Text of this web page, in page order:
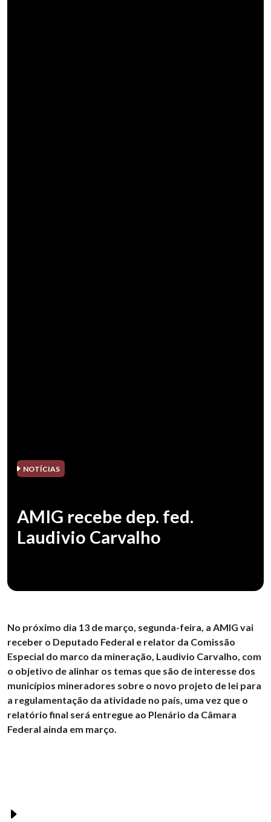
NOTÍCIAS
AMIG recebe dep. fed.
Laudivio Carvalho
No próximo dia 13 de março, segunda-feira, a AMIG vai
receber o Deputado Federal e relator da Comissão
Especial do marco da mineração, Laudivio Carvalho, com
o objetivo de alinhar os temas que são de interesse dos
municípios mineradores sobre o novo projeto de lei para
a regulamentação da atividade no país, uma vez que o
relatório final será entregue ao Plenário da Câmara
Federal ainda em março.